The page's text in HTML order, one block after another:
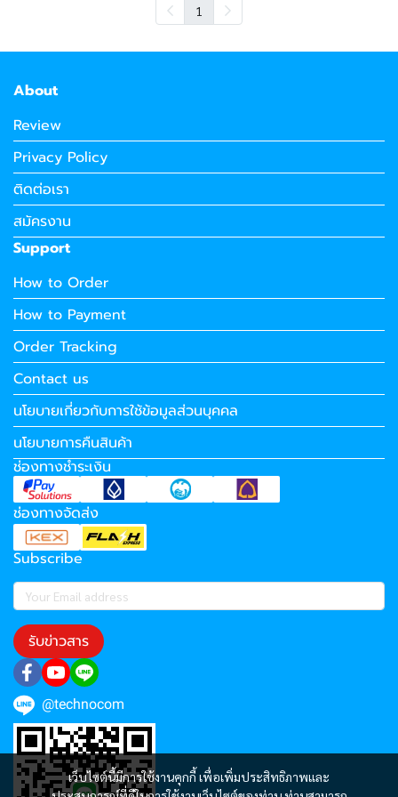
1
เว็บไซต์นี้มีการใช้งานคุกกี้ เพื่อเพิ่มประสิทธิภาพและ
About
Review
Privacy Policy
ติดต่อเรา
สมัครงาน
Support
How to Order
How to Payment
Order Tracking
Contact us
นโยบายเกี่ยวกับการใช้ข้อมูลส่วนบุคคล
นโยบายการคืนสินค้า
ช่องทางชำระเงิน
ช่องทางจัดส่ง
Subscribe
รับข่าวสาร
@technocom